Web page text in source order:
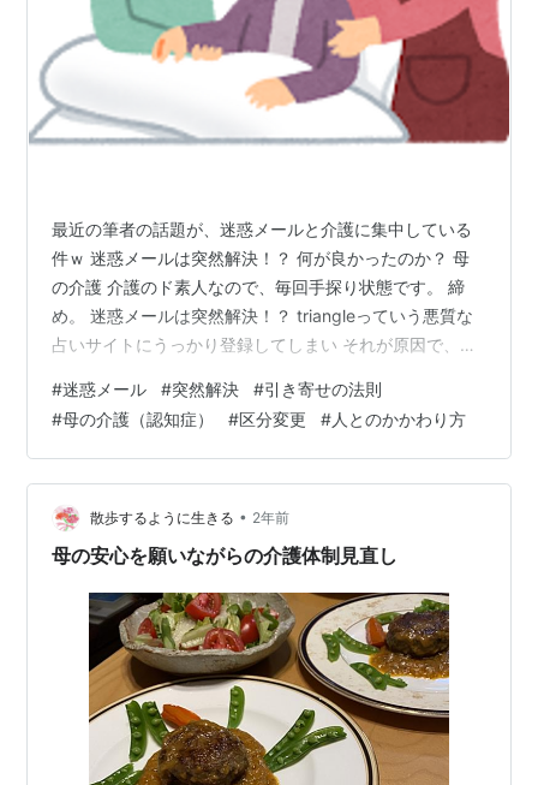
最近の筆者の話題が、迷惑メールと介護に集中している
件ｗ 迷惑メールは突然解決！？ 何が良かったのか？ 母
の介護 介護のド素人なので、毎回手探り状態です。 締
め。 迷惑メールは突然解決！？ triangleっていう悪質な
占いサイトにうっかり登録してしまい それが原因で、大
分のミスなのですが…メアドの変更も出来ず、勝手に同
系列の サイトからメールが大量に来て困っていたのです
が… gmailだし、フィルタを使って自動的に削除をしてい
たけど ゴミ箱にですら大量に来ていて削除作業が大変だ
ったんです。 今日になって、いきなり解決しました。
°˖☆◝(⁰▿⁰…
#迷惑メール #突然解決 #引き寄せの法則
#母の介護（認知症） #区分変更 #人とのかかわり方
散歩するように生きる • 2年前
母の安心を願いながらの介護体制見直し